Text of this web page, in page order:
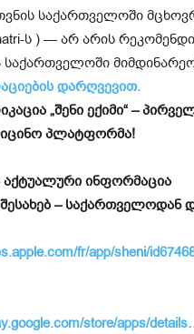
საქართველოში
ს ) — არ არის
საქართველოში
დარღვევით.
„შენი ექიმი“ –
პლატფორმა!
აქტუალური ინფორმაცია
– საქართველოდან
fr/app/sheni/
store/apps/